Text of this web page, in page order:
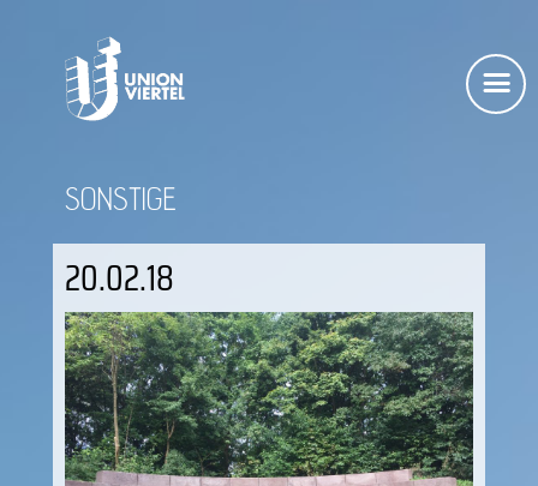
SONSTIGE
20.02.18